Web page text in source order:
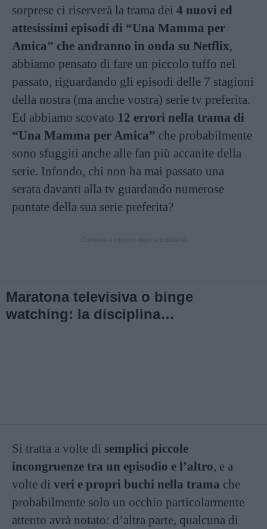
sorprese ci riserverà la trama dei 4 nuovi ed
attesissimi episodi di “Una Mamma per
Amica” che andranno in onda su Netflix,
abbiamo pensato di fare un piccolo tuffo nel
passato, riguardando gli episodi delle 7 stagioni
della nostra (ma anche vostra) serie tv preferita.
Ed abbiamo scovato 12 errori nella trama di
“Una Mamma per Amica” che probabilmente
sono sfuggiti anche alle fan più accanite della
serie. Infondo, chi non ha mai passato una
serata davanti alla tv guardando numerose
puntate della sua serie preferita?
Maratona televisiva o binge
watching: la disciplina
Si tratta a volte di semplici piccole
incongruenze tra un episodio e l’altro, e a
volte di veri e propri buchi nella trama che
probabilmente solo un occhio particolarmente
attento avrà notato: d’altra parte, qualcuna di